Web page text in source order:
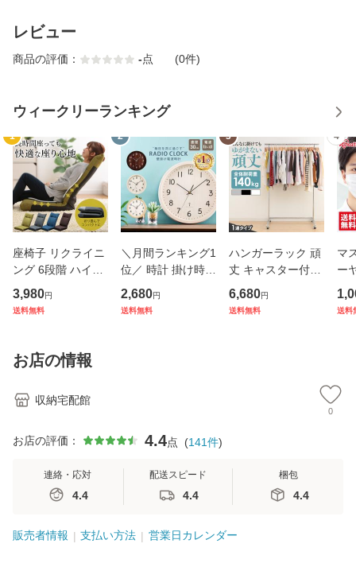
レビュー
商品の評価： -点 (0件)
ウィークリーランキング
1
座椅子 リクライニ
ング 6段階 ハイバ
ック 1人掛け 折り
たたみ コンパクト
い弾力 シンプル こ
たつ リ
3,980円
送料無料
2
＼月間ランキング1
位／ 時計 掛け時計
壁掛け 電波 電波時
計 北欧 おしゃれ
2,680円
送料無料
3
ハンガーラック 頑
丈 キャスター付き
おしゃれ パイプハ
ンガー シングル 伸
6,680円
送料無料
4
マ
ー
ー
り
送料
お店の情報
収納宅配館
0
お店の評価： 4.4点 (141件)
連絡・応対
4.4
配送スピード
4.4
梱包
4.4
販売者情報 支払い方法 営業日カレンダー